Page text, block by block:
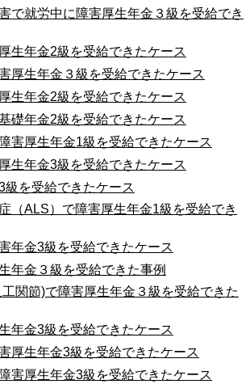
で就労中に障害厚生年金３級を受給でき
生年金2級を受給できたケース
厚生年金３級を受給できたケース
生年金2級を受給できたケース
礎年金2級を受給できたケース
害厚生年金1級を受給できたケース
生年金3級を受給できたケース
級を受給できたケース
（ALS）で障害厚生年金1級を受給でき
年金3級を受給できたケース
年金３級を受給できた事例
関節)で障害厚生年金３級を受給できた
年金3級を受給できたケース
厚生年金3級を受給できたケース
害厚生年金3級を受給できたケース